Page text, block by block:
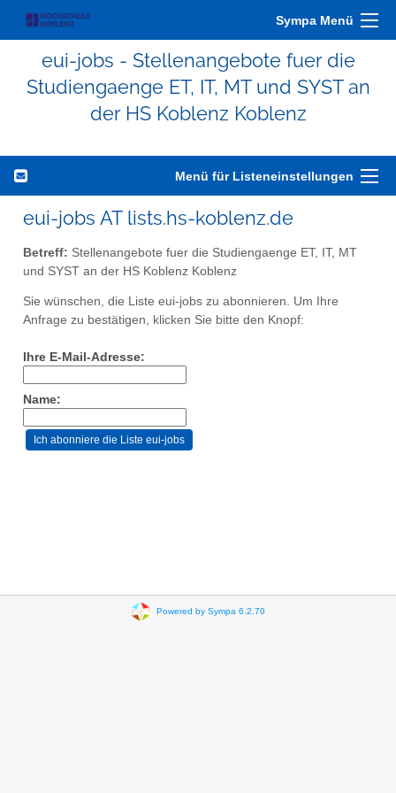
Sympa Menü
eui-jobs - Stellenangebote fuer die
Studiengaenge ET, IT, MT und SYST an
der HS Koblenz Koblenz
Menü für Listeneinstellungen
eui-jobs AT lists.hs-koblenz.de
Betreff: Stellenangebote fuer die Studiengaenge ET, IT, MT
und SYST an der HS Koblenz Koblenz
Sie wünschen, die Liste eui-jobs zu abonnieren. Um Ihre
Anfrage zu bestätigen, klicken Sie bitte den Knopf:
Ihre E-Mail-Adresse:
Name:
Powered by Sympa 6.2.70